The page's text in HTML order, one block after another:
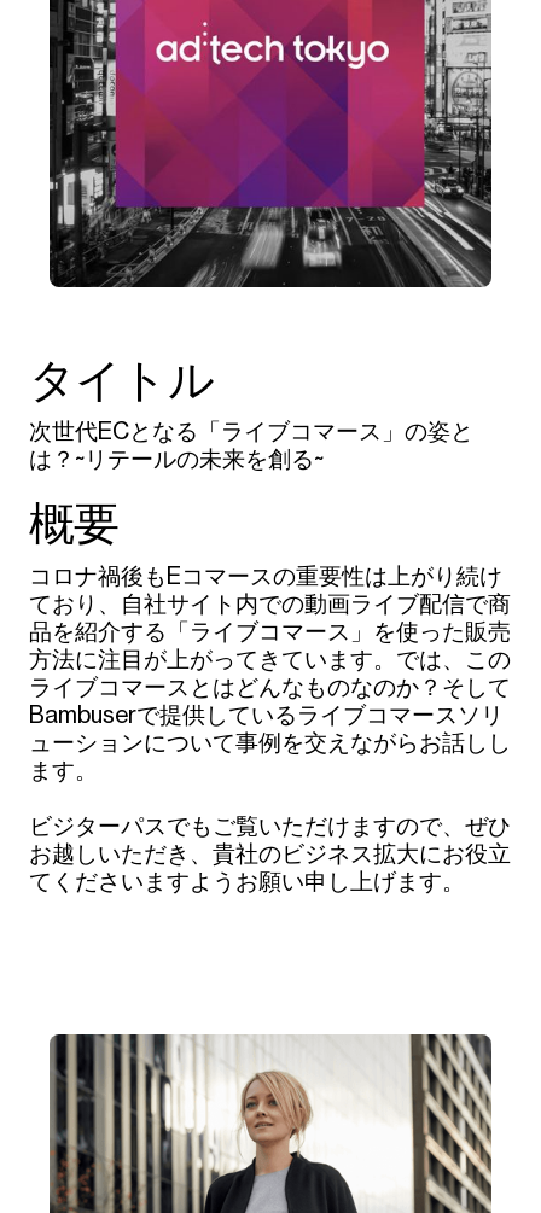
タイトル
次世代ECとなる「ライブコマース」の姿と
は？~リテールの未来を創る~
概要
コロナ禍後もEコマースの重要性は上がり続け
ており、自社サイト内での動画ライブ配信で商
品を紹介する「ライブコマース」を使った販売
方法に注目が上がってきています。では、この
ライブコマースとはどんなものなのか？そして
Bambuserで提供しているライブコマースソリ
ューションについて事例を交えながらお話しし
ます。
ビジターパスでもご覧いただけますので、ぜひ
お越しいただき、貴社のビジネス拡大にお役立
てくださいますようお願い申し上げます。